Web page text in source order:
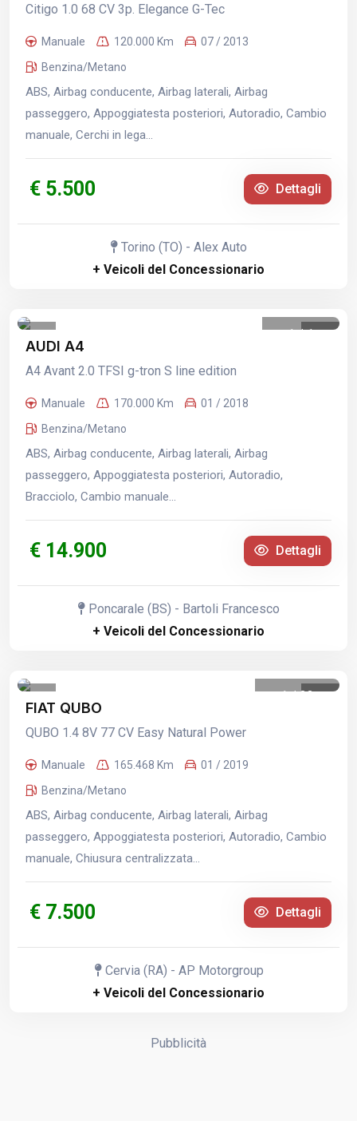
Citigo 1.0 68 CV 3p. Elegance G-Tec
Manuale 120.000 Km
07 / 2013
Benzina/Metano
ABS, Airbag conducente, Airbag laterali, Airbag
passeggero, Appoggiatesta posteriori, Autoradio, Cambio
manuale, Cerchi in lega...
€ 5.500 Dettagli
Torino (TO) - Alex Auto
+ Veicoli del Concessionario
1 /1
AUDI A4
A4 Avant 2.0 TFSI g-tron S line edition
Manuale 170.000 Km
01 / 2018
Benzina/Metano
ABS, Airbag conducente, Airbag laterali, Airbag
passeggero, Appoggiatesta posteriori, Autoradio,
Bracciolo, Cambio manuale...
€ 14.900 Dettagli
Poncarale (BS) - Bartoli Francesco
+ Veicoli del Concessionario
1 /33
FIAT QUBO
QUBO 1.4 8V 77 CV Easy Natural Power
Manuale 165.468 Km
01 / 2019
Benzina/Metano
ABS, Airbag conducente, Airbag laterali, Airbag
passeggero, Appoggiatesta posteriori, Autoradio, Cambio
manuale, Chiusura centralizzata...
€ 7.500 Dettagli
Cervia (RA) - AP Motorgroup
+ Veicoli del Concessionario
Pubblicità